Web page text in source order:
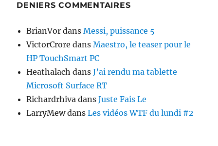
DENIERS COMMENTAIRES
BrianVor dansMessi, puissance 5
VictorCrore dansMaestro, le teaser pour le
HP TouchSmart PC
Heathalach dansJ’ai rendu ma tablette
Microsoft Surface RT
Richardrhiva dansJuste Fais Le
LarryMewdansLes vidéos WTF du lundi #2